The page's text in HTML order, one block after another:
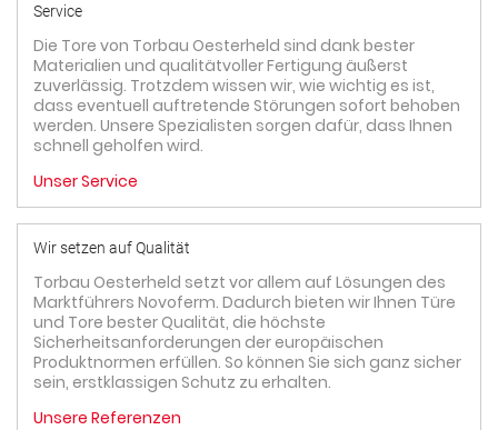
Service
Die Tore von Torbau Oesterheld sind dank bester
Materialien und qualitätvoller Fertigung äußerst
zuverlässig. Trotzdem wissen wir, wie wichtig es ist,
dass eventuell auftretende Störungen sofort behoben
werden. Unsere Spezialisten sorgen dafür, dass Ihnen
schnell geholfen wird.
Unser Service
Wir setzen auf Qualität
Torbau Oesterheld setzt vor allem auf Lösungen des
Marktführers Novoferm. Dadurch bieten wir Ihnen Türe
und Tore bester Qualität, die höchste
Sicherheitsanforderungen der europäischen
Produktnormen erfüllen. So können Sie sich ganz sicher
sein, erstklassigen Schutz zu erhalten.
Unsere Referenzen